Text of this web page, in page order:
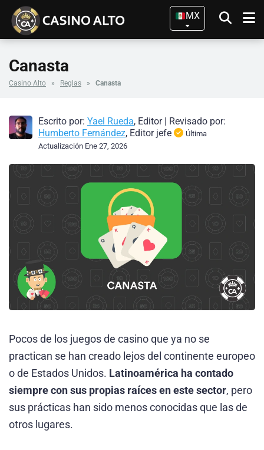
MX
Canasta
Casino Alto » Reglas » Canasta
Escrito por: Yael Rueda, Editor | Revisado por:
Humberto Fernández, Editor jefe
Última
Actualización Ene 27, 2026
Pocos de los juegos de casino que ya no se
practican se han creado lejos del continente europeo
o de Estados Unidos. Latinoamérica ha contado
siempre con sus propias raíces en este sector, pero
sus prácticas han sido menos conocidas que las de
otros lugares.